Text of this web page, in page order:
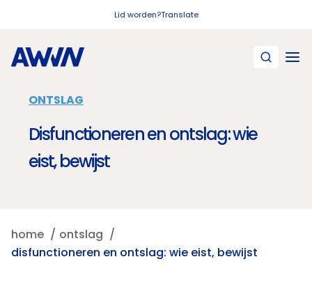
Lid worden?Translate
ONTSLAG
Disfunctioneren en ontslag: wie
eist, bewijst
home
ontslag
disfunctioneren en ontslag: wie eist, bewijst